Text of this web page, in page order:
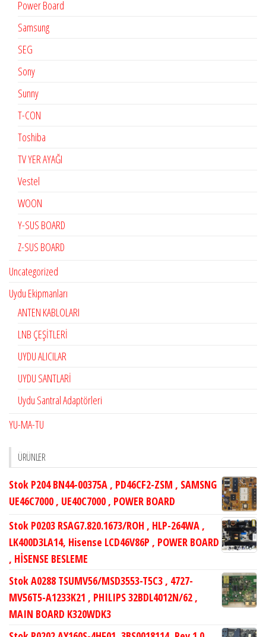
Power Board
Samsung
SEG
Sony
Sunny
T-CON
Toshiba
TV YER AYAĞI
Vestel
WOON
Y-SUS BOARD
Z-SUS BOARD
Uncategorized
Uydu Ekipmanları
ANTEN KABLOLARI
LNB ÇEŞİTLERİ
UYDU ALICILAR
UYDU SANTLARİ
Uydu Santral Adaptörleri
YU-MA-TU
ÜRÜNLER
Stok P204 BN44-00375A , PD46CF2-ZSM , SAMSNG
UE46C7000 , UE40C7000 , POWER BOARD
Stok P0203 RSAG7.820.1673/ROH , HLP-264WA ,
LK400D3LA14, Hisense LCD46V86P , POWER BOARD
, HİSENSE BESLEME
Stok A0288 TSUMV56/MSD3553-T5C3 , 4727-
MV56T5-A1233K21 , PHILIPS 32BDL4012N/62 ,
MAIN BOARD K320WDK3